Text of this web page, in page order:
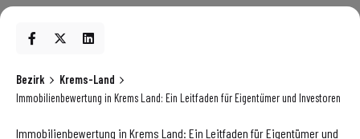
Bezirk
Krems-Land
Immobilienbewertung in Krems Land: Ein Leitfaden für Eigentümer und Investoren
Immobilienbewertung in Krems Land: Ein Leitfaden für Eigentümer und